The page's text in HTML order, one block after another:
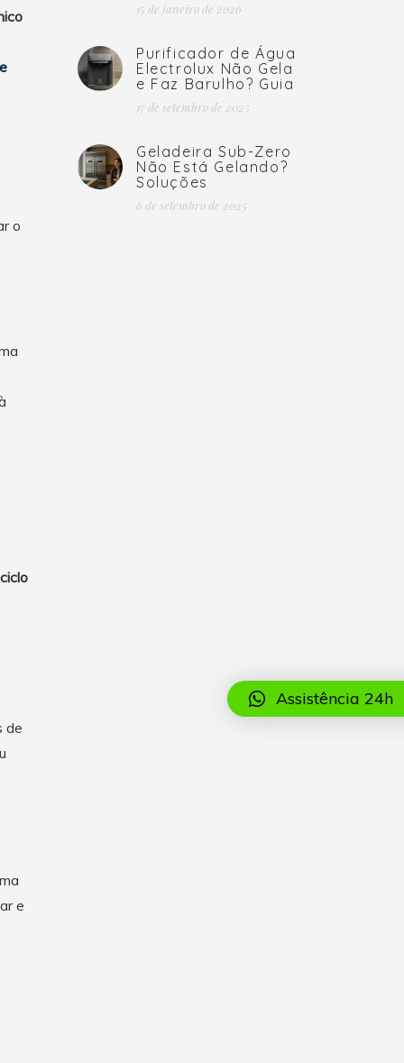
o
de
e
15 de janeiro de 2026
Purificador de Água
Electrolux Não Gela
e Faz Barulho? Guia
17 de setembro de 2025
Geladeira Sub-Zero
Não Está Gelando?
Soluções
6 de setembro de 2025
Assistência 24h